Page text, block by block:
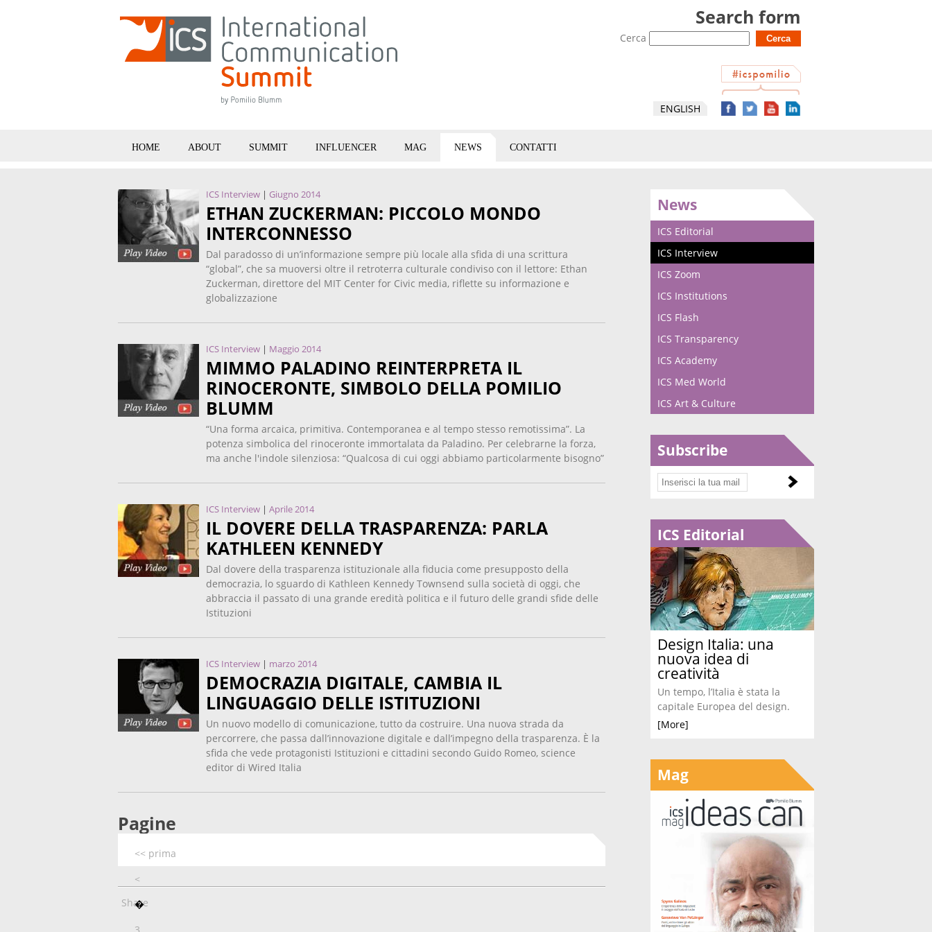
Search form
Cerca
ENGLISH
HOME ABOUT SUMMIT INFLUENCER MAG NEWS CONTATTI
ICS Interview |Giugno 2014
ETHAN ZUCKERMAN: PICCOLO MONDO
INTERCONNESSO
Dal paradosso di un’informazione sempre più locale alla sfida di una scrittura
“global”, che sa muoversi oltre il retroterra culturale condiviso con il lettore: Ethan
Zuckerman, direttore del MIT Center for Civic media, riflette su informazione e
globalizzazione
ICS Interview | Maggio 2014
MIMMO PALADINO REINTERPRETA IL
RINOCERONTE, SIMBOLO DELLA POMILIO
BLUMM
“Una forma arcaica, primitiva. Contemporanea e al tempo stesso remotissima”. La
potenza simbolica del rinoceronte immortalata da Paladino. Per celebrarne la forza,
ma anche l'indole silenziosa: “Qualcosa di cui oggi abbiamo particolarmente bisogno”
ICS Interview |Aprile 2014
IL DOVERE DELLA TRASPARENZA: PARLA
KATHLEEN KENNEDY
Dal dovere della trasparenza istituzionale alla fiducia come presupposto della
democrazia, lo sguardo di Kathleen Kennedy Townsend sulla società di oggi, che
abbraccia il passato di una grande eredità politica e il futuro delle grandi sfide delle
Istituzioni
ICS Interview | marzo 2014
DEMOCRAZIA DIGITALE, CAMBIA IL
LINGUAGGIO DELLE ISTITUZIONI
Un nuovo modello di comunicazione, tutto da costruire. Una nuova strada da
percorrere, che passa dall’innovazione digitale e dall’impegno della trasparenza. È la
sfida che vede protagonisti Istituzioni e cittadini secondo Guido Romeo, science
editor di Wired Italia
Pagine
<< prima
<
�
3
Share
News
ICS Editorial
ICS Interview
ICS Zoom
ICS Institutions
ICS Flash
ICS Transparency
ICS Academy
ICS Med World
ICS Art & Culture
Subscribe
ICS Editorial
Design Italia: una
nuova idea di
creatività
Un tempo, l’Italia è stata la
capitale Europea del design.
[More]
Mag